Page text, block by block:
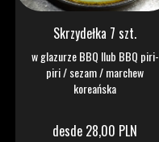
Skrzydełka 7 szt.
w glazurze BBQ llub BBQ piri-
piri / sezam / marchew
koreańska
desde 28,00 PLN